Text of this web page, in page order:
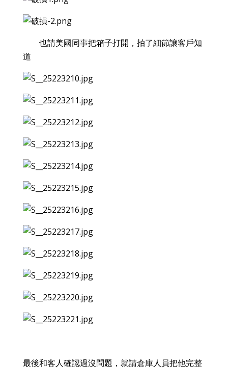
也請美國同事把箱子打開，拍了細節讓客戶知
道
最後和客人確認過沒問題，就請倉庫人員把他完整